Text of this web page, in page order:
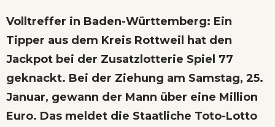
Volltreffer in Baden-Württemberg: Ein
Tipper aus dem Kreis Rottweil hat den
Jackpot bei der Zusatzlotterie Spiel 77
geknackt. Bei der Ziehung am Samstag, 25.
Januar, gewann der Mann über eine Million
Euro. Das meldet die Staatliche Toto-Lotto